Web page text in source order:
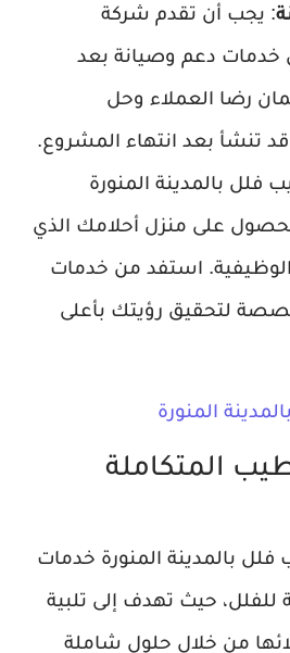
: يجب أن تقدم شركة
دعم وصيانة بعد
رضا العملاء وحل
تنشأ بعد انتهاء المشروع.
فلل بالمدينة المنورة
على منزل أحلامك الذي
استفد من خدمات
لتحقيق رؤيتك بأعلى
المنورة
المتكاملة
بالمدينة المنورة خدمات
للفلل، حيث تهدف إلى تلبية
من خلال حلول شاملة